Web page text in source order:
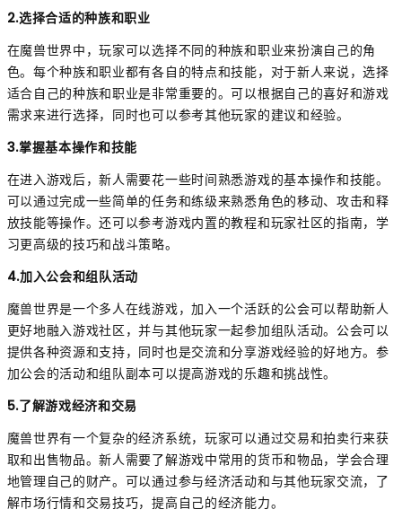
2.选择合适的种族和职业
在魔兽世界中，玩家可以选择不同的种族和职业来扮演自己的角
色。每个种族和职业都有各自的特点和技能，对于新人来说，选择
适合自己的种族和职业是非常重要的。可以根据自己的喜好和游戏
需求来进行选择，同时也可以参考其他玩家的建议和经验。
3.掌握基本操作和技能
在进入游戏后，新人需要花一些时间熟悉游戏的基本操作和技能。
可以通过完成一些简单的任务和练级来熟悉角色的移动、攻击和释
放技能等操作。还可以参考游戏内置的教程和玩家社区的指南，学
习更高级的技巧和战斗策略。
4.加入公会和组队活动
魔兽世界是一个多人在线游戏，加入一个活跃的公会可以帮助新人
更好地融入游戏社区，并与其他玩家一起参加组队活动。公会可以
提供各种资源和支持，同时也是交流和分享游戏经验的好地方。参
加公会的活动和组队副本可以提高游戏的乐趣和挑战性。
5.了解游戏经济和交易
魔兽世界有一个复杂的经济系统，玩家可以通过交易和拍卖行来获
取和出售物品。新人需要了解游戏中常用的货币和物品，学会合理
地管理自己的财产。可以通过参与经济活动和与其他玩家交流，了
解市场行情和交易技巧，提高自己的经济能力。